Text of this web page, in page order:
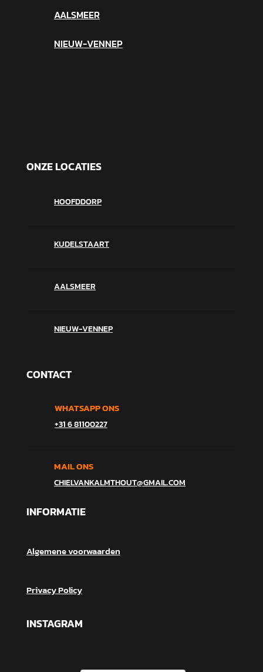
AALSMEER
NIEUW-VENNEP
ONZE LOCATIES
HOOFDDORP
KUDELSTAART
AALSMEER
NIEUW-VENNEP
CONTACT
WHATSAPP ONS
+31 6 81100227
MAIL ONS
CHIELVANKALMTHOUT@GMAIL.COM
INFORMATIE
Algemene voorwaarden
Privacy Policy
INSTAGRAM